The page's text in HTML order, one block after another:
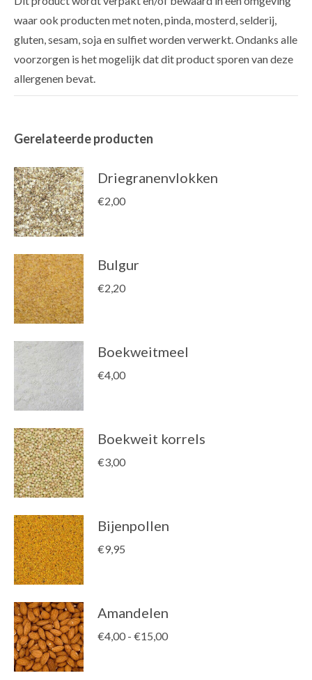
waar ook producten met noten, pinda, mosterd, selderij,
gluten, sesam, soja en sulfiet worden verwerkt. Ondanks alle
voorzorgen is het mogelijk dat dit product sporen van deze
allergenen bevat.
Gerelateerde producten
Driegranenvlokken
€2,00
Bulgur
€2,20
Boekweitmeel
€4,00
Boekweit korrels
€3,00
Bijenpollen
€9,95
Amandelen
€4,00 - €15,00Prijsklasse: